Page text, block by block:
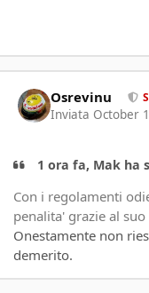
Osrevinu
Inviata October
1 ora fa, Mak ha
Con i regolamenti
penalita' grazie al
Onestamente non
demerito.